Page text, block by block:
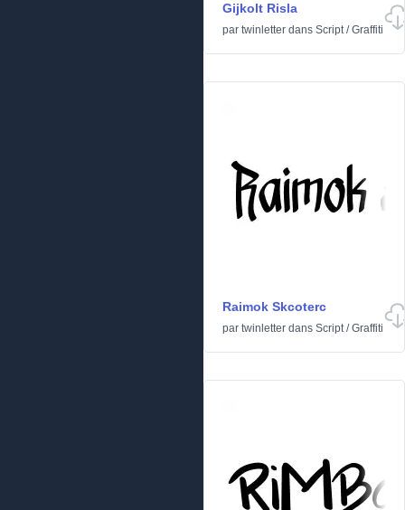
Gijkolt Risla
par twinletter dans Script/Graffiti
Raimok Skcoterc
par twinletter dans Script/Graffiti